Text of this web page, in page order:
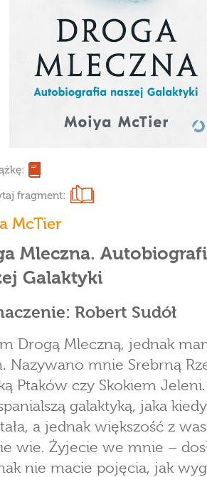
fragment:
McTier
Mleczna.
Galaktyki
Robert Sudół
Drogą Mleczną, jednak
Nazywano mnie Srebrną
Ptaków czy Skokiem
galaktyką, jaka
a jednak większość z
wie. Żyjecie we mnie –
nie macie pojęcia, jak